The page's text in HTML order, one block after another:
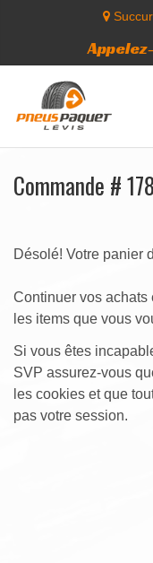
Commande #
Désolé! Votre panier
Continuer vos achats
les items que vous
Si vous êtes
SVP assurez-vous
les cookies et que
pas votre session.